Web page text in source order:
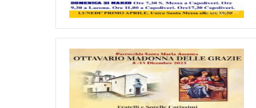
Religione